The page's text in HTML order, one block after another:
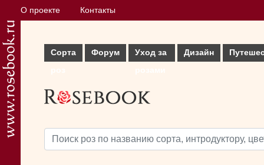
О проекте Контакты
Сорта
Форум
Уход за
Дизайн